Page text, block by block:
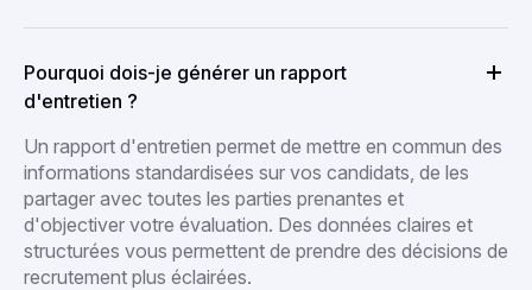
Pourquoi dois-je générer un rapport
d'entretien ?
Un rapport d'entretien permet de mettre en commun des
informations standardisées sur vos candidats, de les
partager avec toutes les parties prenantes et
d'objectiver votre évaluation. Des données claires et
structurées vous permettent de prendre des décisions de
recrutement plus éclairées.